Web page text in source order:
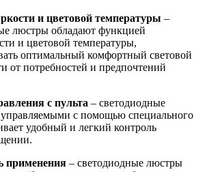
и цветовой температуры –
люстры обладают функцией
и цветовой температуры,
оптимальный комфортный световой
от потребностей и предпочтений
с пульта – светодиодные
с помощью специального
удобный и легкий контроль
применения – светодиодные люстры